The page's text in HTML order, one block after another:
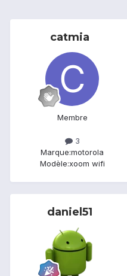
catmia
Membre
3
Marque:motorola
Modèle:xoom wifi
daniel51